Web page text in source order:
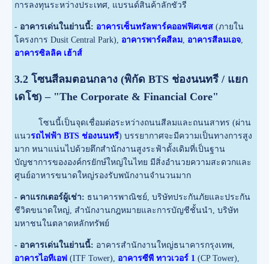
การลงทุนระหว่างประเทศ, แบรนด์สินค้าลักชัวรี
- อาคารเด่นในย่านนี้: อาคารเซ็นทรัลพาร์คออฟฟิศเซส (ภายใน
โครงการ Dusit Central Park), อาคารพาร์คสีลม, อาคารสีลมเอจ,
อาคารซิลลิค เฮ้าส์
3.2 โซนสีลมตอนกลาง (พิกัด BTS ช่องนนทรี / แยก
เดโช) – "The Corporate & Financial Core"
โซนนี้เป็นจุดเชื่อมต่อระหว่างถนนสีลมและถนนสาทร (ผ่าน
แนวรถไฟฟ้า BTS ช่องนนทรี) บรรยากาศจะมีความเป็นทางการสูง
มาก หนาแน่นไปด้วยตึกสำนักงานสูงระฟ้าดั้งเดิมที่เป็นฐาน
บัญชาการขององค์กรยักษ์ใหญ่ในไทย มีสิ่งอำนวยความสะดวกและ
ศูนย์อาหารขนาดใหญ่รองรับพนักงานจำนวนมาก
- คาแรกเตอร์ผู้เช่า: ธนาคารพาณิชย์, บริษัทประกันภัยและประกัน
ชีวิตขนาดใหญ่, สำนักงานกฎหมายและการบัญชีชั้นนำ, บริษัท
มหาชนในตลาดหลักทรัพย์
- อาคารเด่นในย่านนี้: อาคารสำนักงานใหญ่ธนาคารกรุงเทพ,
อาคารไอทีเอฟ (ITF Tower), อาคารซีพี ทาวเวอร์ 1 (CP Tower),